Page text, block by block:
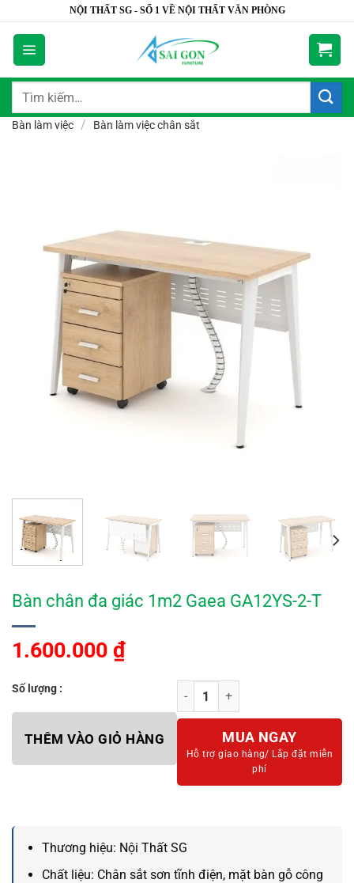
dung
NỘI THẤT SG - SỐ 1 VỀ NỘI THẤT VĂN PHÒNG
Tìm
Bàn làm việc / Bàn làm việc chân sắt
Bàn chân đa giác 1m2 Gaea GA12YS-2-T
1.600.000 ₫
Số lượng : Bàn chân đa giác 1m2 Gaea
THÊM VÀO GIỎ HÀNG MUA NGAY
Hỗ trợ giao hàng/ Lắp đặt miễn
phí
Thương hiệu: Nội Thất SG
Chất liệu: Chân sắt sơn tĩnh điện, mặt bàn gỗ công